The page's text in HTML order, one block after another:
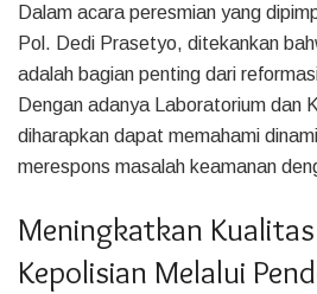
Dalam acara peresmian yang
Pol. Dedi Prasetyo, ditekankan
adalah bagian penting dari
Dengan adanya Laboratorium dan
diharapkan dapat memahami
merespons masalah keamanan
Meningkatkan
Kepolisian Melalui